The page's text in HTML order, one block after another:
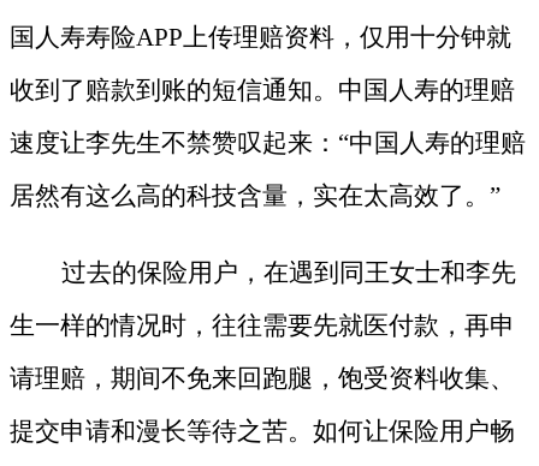
国人寿寿险APP上传理赔资料，仅用十分钟就
收到了赔款到账的短信通知。中国人寿的理赔
速度让李先生不禁赞叹起来：“中国人寿的理赔
居然有这么高的科技含量，实在太高效了。”
过去的保险用户，在遇到同王女士和李先
生一样的情况时，往往需要先就医付款，再申
请理赔，期间不免来回跑腿，饱受资料收集、
提交申请和漫长等待之苦。如何让保险用户畅